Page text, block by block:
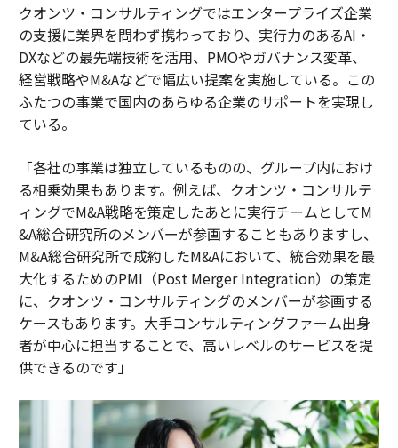
クオンツ・コンサルティングではエンタープライズ企業
の支援に業界を問わず携わっており、実行力のあるAI・
DXなどの最先端技術を活用、PMOやガバナンス変革、
経営戦略やM&Aなどで幅広い提案を実施している。この
ふたつの事業で国内のあらゆる企業のサポートを実現し
ている。
「各社の事業は独立しているものの、グループ内におけ
る相乗効果もあります。例えば、クオンツ・コンサルテ
ィングでM&A戦略を策定したあとに実行チームとしてM
&A総合研究所のメンバーが参画することもありますし、
M&A総合研究所で成約したM&Aにおいて、統合効果を最
大化するためのPMI（Post Merger Integration）の策定
に、クオンツ・コンサルティングのメンバーが参画する
ケースもあります。大手コンサルティングファーム出身
者が中心に担当することで、高いレベルのサービスを提
供できるのです」